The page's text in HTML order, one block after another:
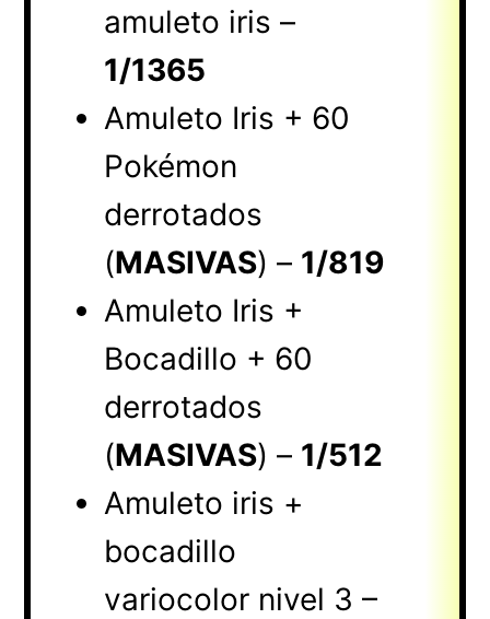
amuleto iris –
1/1365
Amuleto Iris + 60
Pokémon
derrotados
(MASIVAS) – 1/819
Amuleto Iris +
Bocadillo + 60
derrotados
(MASIVAS) – 1/512
Amuleto iris +
bocadillo
variocolor nivel 3 –